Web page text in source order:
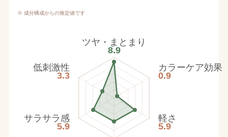
※ 成分構成からの推定値です
ツヤ・まとまり
8.9
カラーケア効果
0.9
軽さ
5.9
サラサラ感
5.9
低刺激性
3.3